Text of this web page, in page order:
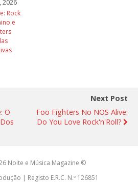
Rock
e
O
Next Post
Foo Fighters No NOS Alive:
Do You Love Rock'n'Roll?
Noite e Música Magazine ©
| Registo E.R.C. N.º 126851